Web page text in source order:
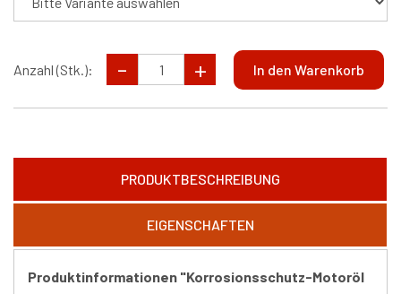
Anzahl (Stk.):
PRODUKTBESCHREIBUNG
EIGENSCHAFTEN
Produktinformationen "Korrosionsschutz-Motoröl